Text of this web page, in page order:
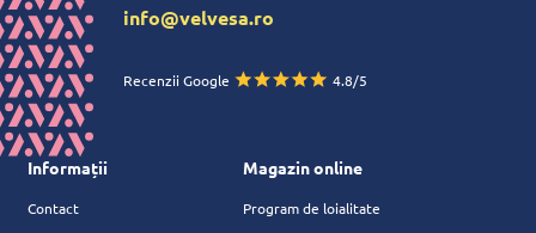
info@velvesa.ro
Recenzii Google 4.8/5
Informații
Contact
Magazin online
Program de loialitate